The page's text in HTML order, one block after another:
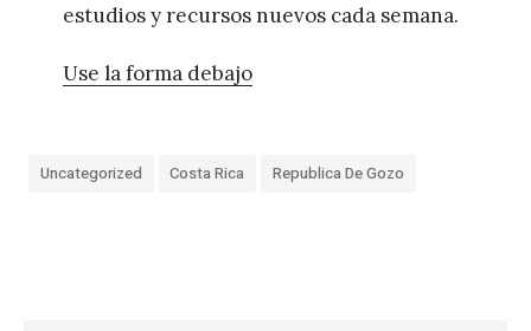
estudios y recursos nuevos cada semana.
Use la forma debajo
Uncategorized Costa Rica Republica De Gozo